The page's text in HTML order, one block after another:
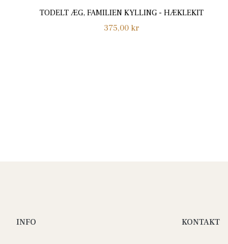
TODELT ÆG, FAMILIEN KYLLING - HÆKLEKIT
Normalpris
375,00 kr
INFO KONTAKT